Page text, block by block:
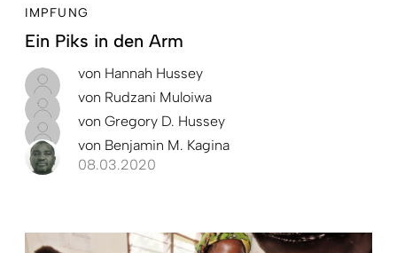
IMPFUNG
Ein Piks in den Arm
von Hannah Hussey
von Rudzani Muloiwa
von Gregory D. Hussey
von Benjamin M. Kagina
08.03.2020